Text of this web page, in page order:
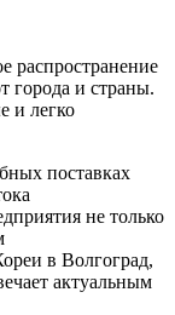
распространение
города и страны.
и легко
поставках
не только
в Волгоград,
актуальным